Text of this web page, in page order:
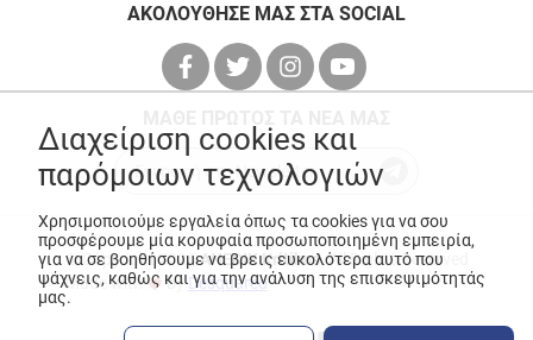
ΑΚΟΛΟΥΘΗΣΕ ΜΑΣ ΣΤΑ SOCIAL
© Copyright 2026ANEDIK Kritikos. All Rights Reserved
Made with
byDesquared
Διαχείριση cookies και
παρόμοιων τεχνολογιών
Χρησιμοποιούμε εργαλεία όπως τα cookies για να σου
προσφέρουμε μία κορυφαία προσωποποιημένη εμπειρία,
για να σε βοηθήσουμε να βρεις ευκολότερα αυτό που
ψάχνεις, καθώς και για την ανάλυση της επισκεψιμότητάς
μας.